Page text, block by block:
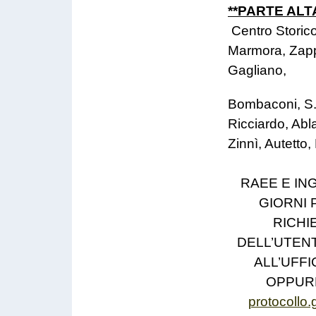
**PARTE
Centro
Marmora,
Gagliano,
Bombaconi,
Ricciardo,
Zinnì, Autetto,
RAEE E
GIORNI